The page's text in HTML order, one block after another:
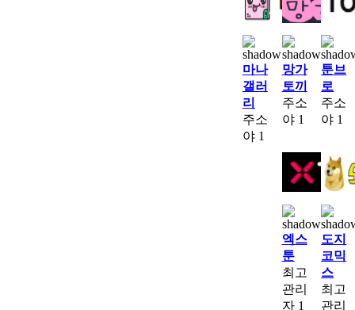
마나
갤러
리
주소
야 1
망가
토끼
주소
야 1
툰브
로
주소
야 1
엑스
툰
최고
관리
자 1
도지
코믹
스
최고
관리